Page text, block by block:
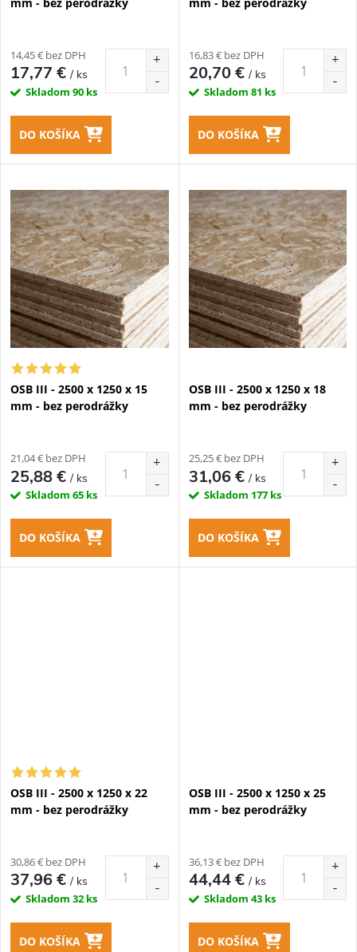
o
d
u
k
t
o
v
r
o
d
u
k
t
o
v
14,45 € bez DPH
17,77 €/ ks
Skladom 90 ks
DO KOŠÍKA
16,83 € bez DPH
20,70 €/ ks
Skladom 81 ks
DO KOŠÍKA
OSB III - 2500 x 1250 x 15
mm - bez perodrážky
21,04 € bez DPH
25,88 €/ ks
Skladom 65 ks
DO KOŠÍKA
OSB III - 2500 x 1250 x 18
mm - bez perodrážky
25,25 € bez DPH
31,06 €/ ks
Skladom 177 ks
DO KOŠÍKA
OSB III - 2500 x 1250 x 22
mm - bez perodrážky
30,86 € bez DPH
37,96 €/ ks
Skladom 32 ks
DO KOŠÍKA
OSB III - 2500 x 1250 x 25
mm - bez perodrážky
36,13 € bez DPH
44,44 €/ ks
Skladom 43 ks
DO KOŠÍKA